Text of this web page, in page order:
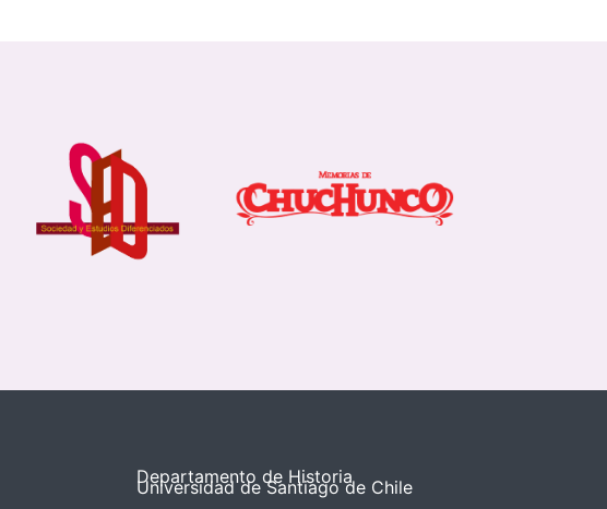
Departamento de Historia
Universidad de Santiago de Chile